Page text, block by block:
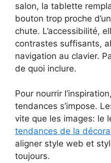
salon, la tablette
bouton trop proche
chute. L’accessibilité,
contrastes suffisants,
navigation au clavier.
de quoi inclure.
Pour nourrir
tendances s’impose.
vite que les images: le
tendances de la
aligner style web et
toujours.